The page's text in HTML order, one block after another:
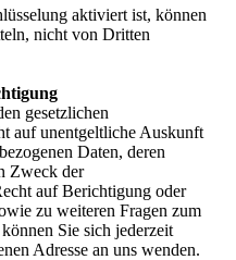
aktiviert ist, können
nicht von Dritten
gesetzlichen
auf unentgeltliche Auskunft
Daten, deren
Zweck der
auf Berichtigung oder
zu weiteren Fragen zum
Sie sich jederzeit
Adresse an uns wenden.